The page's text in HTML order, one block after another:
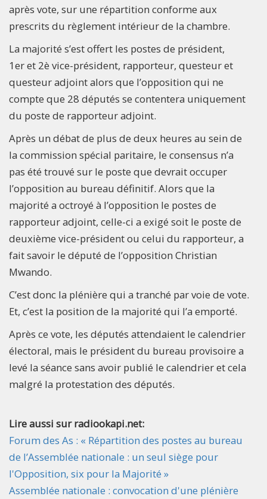
après vote, sur une répartition conforme aux
prescrits du règlement intérieur de la chambre.
La majorité s’est offert les postes de président,
1er et 2è vice-président, rapporteur, questeur et
questeur adjoint alors que l’opposition qui ne
compte que 28 députés se contentera uniquement
du poste de rapporteur adjoint.
Après un débat de plus de deux heures au sein de
la commission spécial paritaire, le consensus n’a
pas été trouvé sur le poste que devrait occuper
l’opposition au bureau définitif. Alors que la
majorité a octroyé à l’opposition le postes de
rapporteur adjoint, celle-ci a exigé soit le poste de
deuxième vice-président ou celui du rapporteur, a
fait savoir le député de l’opposition Christian
Mwando.
C’est donc la plénière qui a tranché par voie de vote.
Et, c’est la position de la majorité qui l’a emporté.
Après ce vote, les députés attendaient le calendrier
électoral, mais le président du bureau provisoire a
levé la séance sans avoir publié le calendrier et cela
malgré la protestation des députés.
Lire aussi sur radiookapi.net:
Forum des As : « Répartition des postes au bureau
de l’Assemblée nationale : un seul siège pour
l'Opposition, six pour la Majorité »
Assemblée nationale : convocation d'une plénière